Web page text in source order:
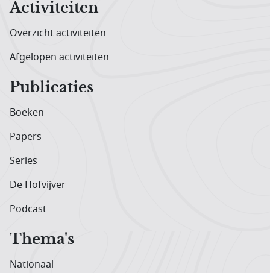
Activiteiten
Overzicht activiteiten
Afgelopen activiteiten
Publicaties
Boeken
Papers
Series
De Hofvijver
Podcast
Thema's
Nationaal